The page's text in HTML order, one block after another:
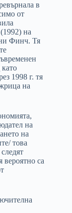
в
от
на
Финч. Тя
1998 г. тя
на
на
на
това
вероятно са